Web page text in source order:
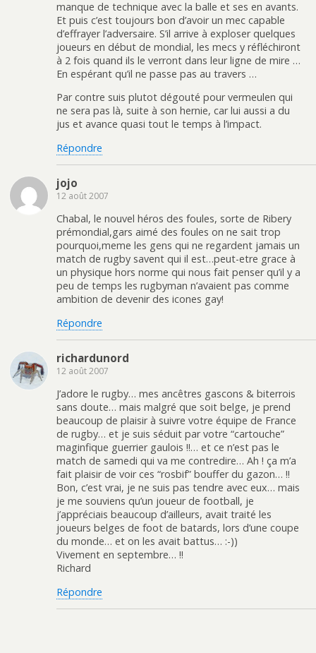
manque de technique avec la balle et ses en avants.
Et puis c’est toujours bon d’avoir un mec capable
d’effrayer l’adversaire. S’il arrive à exploser quelques
joueurs en début de mondial, les mecs y réfléchiront
à 2 fois quand ils le verront dans leur ligne de mire …
En espérant qu’il ne passe pas au travers …
Par contre suis plutot dégouté pour vermeulen qui
ne sera pas là, suite à son hernie, car lui aussi a du
jus et avance quasi tout le temps à l’impact.
Répondre
jojo
12 août 2007
Chabal, le nouvel héros des foules, sorte de Ribery
prémondial,gars aimé des foules on ne sait trop
pourquoi,meme les gens qui ne regardent jamais un
match de rugby savent qui il est…peut-etre grace à
un physique hors norme qui nous fait penser qu’il y a
peu de temps les rugbyman n’avaient pas comme
ambition de devenir des icones gay!
Répondre
richardunord
12 août 2007
J’adore le rugby… mes ancêtres gascons & biterrois
sans doute… mais malgré que soit belge, je prend
beaucoup de plaisir à suivre votre équipe de France
de rugby… et je suis séduit par votre “cartouche”
maginfique guerrier gaulois !!… et ce n’est pas le
match de samedi qui va me contredire… Ah ! ça m’a
fait plaisir de voir ces “rosbif” bouffer du gazon… !!
Bon, c’est vrai, je ne suis pas tendre avec eux… mais
je me souviens qu’un joueur de football, je
j’appréciais beaucoup d’ailleurs, avait traité les
joueurs belges de foot de batards, lors d’une coupe
du monde… et on les avait battus… :-))
Vivement en septembre… !!
Richard
Répondre